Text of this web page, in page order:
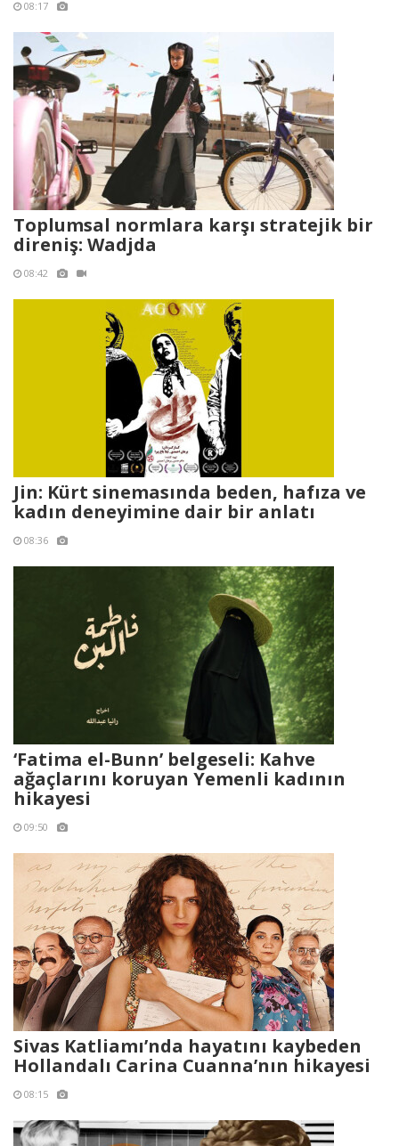
08:17
Toplumsal normlara karşı stratejik bir
direniş: Wadjda
08:42
Jin: Kürt sinemasında beden, hafıza ve
kadın deneyimine dair bir anlatı
08:36
‘Fatima el-Bunn’ belgeseli: Kahve
ağaçlarını koruyan Yemenli kadının
hikayesi
09:50
Sivas Katliamı’nda hayatını kaybeden
Hollandalı Carina Cuanna’nın hikayesi
08:15